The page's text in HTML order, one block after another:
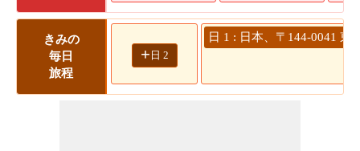
きみの
毎日
旅程
+ 日 2
日 1 : 日本、〒144-0041